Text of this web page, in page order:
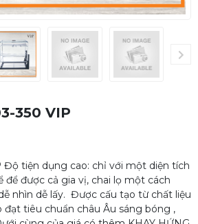
350 VIP
Độ tiện dụng cao: chỉ với một diện tích
để được cả gia vị, chai lọ một cách
nhìn dễ lấy. Được cấu tạo từ chất liệu
đạt tiêu chuẩn châu Âu sáng bóng ,